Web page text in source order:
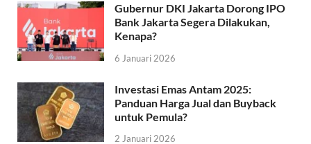
Gubernur DKI Jakarta Dorong IPO
Bank Jakarta Segera Dilakukan,
Kenapa?
6 Januari 2026
Investasi Emas Antam 2025:
Panduan Harga Jual dan Buyback
untuk Pemula?
2 Januari 2026